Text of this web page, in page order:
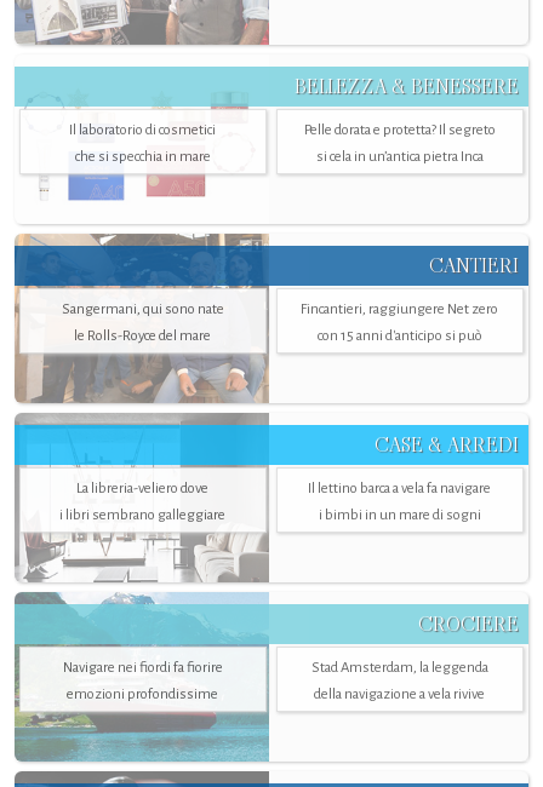
BELLEZZA & BENESSERE
Il laboratorio di cosmetici
che si specchia in mare
Pelle dorata e protetta? Il segreto
si cela in un’antica pietra Inca
CANTIERI
Sangermani, qui sono nate
le Rolls-Royce del mare
Fincantieri, raggiungere Net zero
con 15 anni d'anticipo si può
CASE & ARREDI
La libreria-veliero dove
i libri sembrano galleggiare
Il lettino barca a vela fa navigare
i bimbi in un mare di sogni
CROCIERE
Navigare nei fiordi fa fiorire
emozioni profondissime
Stad Amsterdam, la leggenda
della navigazione a vela rivive